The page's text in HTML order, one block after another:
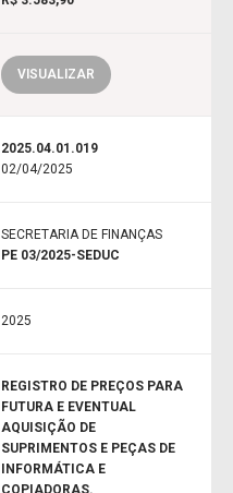
VISUALIZAR
2025.04.01.019
02/04/2025
SECRETARIA DE FINANÇAS
PE 03/2025-SEDUC
2025
REGISTRO DE PREÇOS PARA
FUTURA E EVENTUAL
AQUISIÇÃO DE
SUPRIMENTOS E PEÇAS DE
INFORMÁTICA E
COPIADORAS.